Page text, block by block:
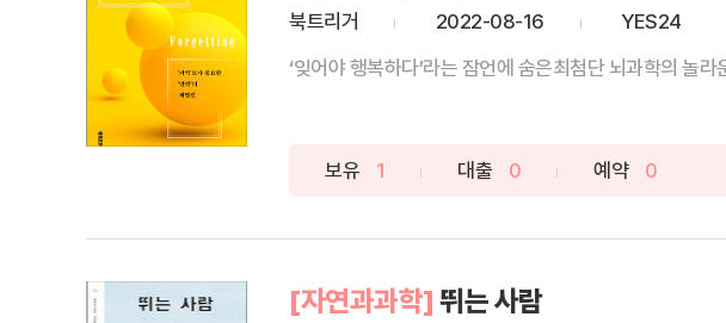
북트리거
2022-08-16
YES24
‘잊어야 행복하다’라는 잠언에 숨은최첨단 뇌과학의 놀라
보유 1 대출 0 예약 0
[자연과과학] 뛰는 사람